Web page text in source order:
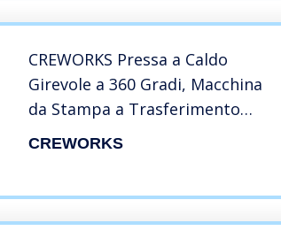
CREWORKS Pressa a Caldo
Girevole a 360 Gradi, Macchina
da Stampa a Trasferimento
Termico, Termopressa
CREWORKS